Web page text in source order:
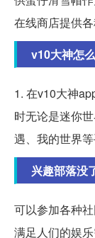
在线商店提供
v10大神怎
1. 在v10大神
时无论是迷你
遇、我的世界
兴趣部落没
可以参加各种
满足人们的娱